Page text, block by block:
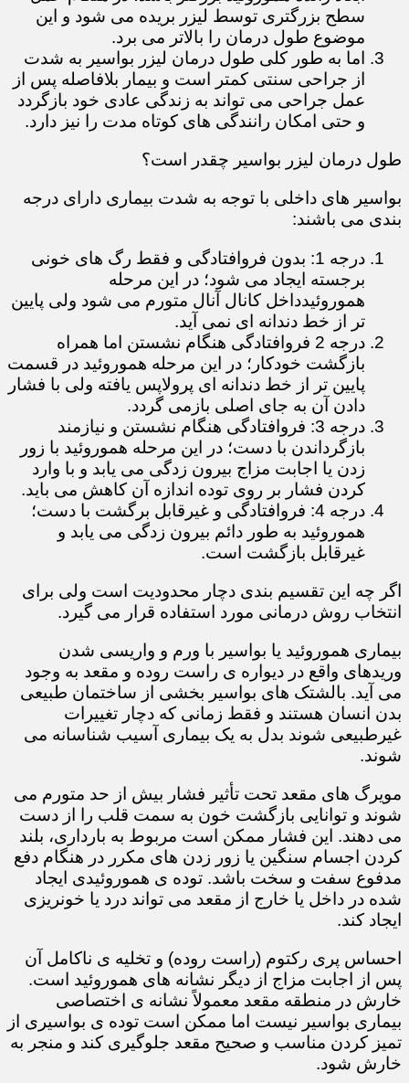
سطح بزرگتری توسط لیزر بریده می شود و این
موضوع طول درمان را بالاتر می برد.
اما به طور کلی طول درمان لیزر بواسیر به شدت
از جراحی سنتی کمتر است و بیمار بلافاصله پس از
عمل جراحی می تواند به زندگی عادی خود بازگردد
و حتی امکان رانندگی های کوتاه مدت را نیز دارد.
طول درمان لیزر بواسیر چقدر است؟
بواسیر های داخلی با توجه به شدت بیماری دارای درجه
بندی می باشند:
درجه 1: بدون فروافتادگی و فقط رگ های خونی
برجسته ایجاد می شود؛ در این مرحله
هموروئیدداخل کانال آنال متورم می شود ولی پایین
تر از خط دندانه ای نمی آید.
درجه 2 فروافتادگی هنگام نشستن اما همراه
بازگشت خودکار؛ در این مرحله هموروئید در قسمت
پایین تر از خط دندانه ای پرولاپس یافته ولی با فشار
دادن آن به جای اصلی بازمی گردد.
درجه 3: فروافتادگی هنگام نشستن و نیازمند
بازگرداندن با دست؛ در این مرحله هموروئید با زور
زدن یا اجابت مزاج بیرون زدگی می یابد و با وارد
کردن فشار بر روی توده اندازه آن کاهش می باید.
درجه 4: فروافتادگی و غیرقابل برگشت با دست؛
هموروئید به طور دائم بیرون زدگی می یابد و
غیرقابل بازگشت است.
اگر چه این تقسیم بندی دچار محدودیت است ولی برای
انتخاب روش درمانی مورد استفاده قرار می گیرد.
بیماری هموروئید یا بواسیر با ورم و واریسی شدن
وریدهای واقع در دیواره ی راست روده و مقعد به وجود
می آید. بالشتک های بواسیر بخشی از ساختمان طبیعی
بدن انسان هستند و فقط زمانی که دچار تغییرات
غیرطبیعی شوند بدل به یک بیماری آسیب شناسانه می
شوند.
مویرگ های مقعد تحت تأثیر فشار بیش از حد متورم می
شوند و توانایی بازگشت خون به سمت قلب را از دست
می دهند. این فشار ممکن است مربوط به بارداری، بلند
کردن اجسام سنگین یا زور زدن های مکرر در هنگام دفع
مدفوع سفت و سخت باشد. توده ی هموروئیدی ایجاد
شده در داخل یا خارج از مقعد می تواند درد یا خونریزی
ایجاد کند.
احساس پری رکتوم (راست روده) و تخلیه ی ناکامل آن
پس از اجابت مزاج از دیگر نشانه های هموروئید است.
خارش در منطقه مقعد معمولاً نشانه ی اختصاصی
بیماری بواسیر نیست اما ممکن است توده ی بواسیری از
تمیز کردن مناسب و صحیح مقعد جلوگیری کند و منجر به
خارش شود.